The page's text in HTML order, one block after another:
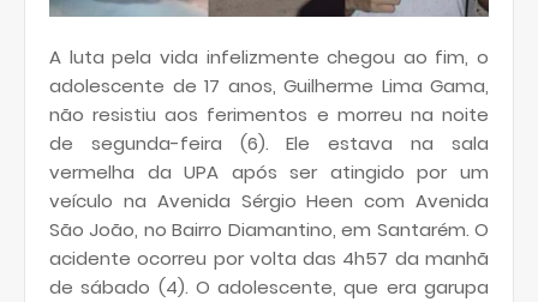
A luta pela vida infelizmente chegou ao fim, o
adolescente de 17 anos, Guilherme Lima Gama,
não resistiu aos ferimentos e morreu na noite
de segunda-feira (6). Ele estava na sala
vermelha da UPA após ser atingido por um
veículo na Avenida Sérgio Heen com Avenida
São João, no Bairro Diamantino, em Santarém. O
acidente ocorreu por volta das 4h57 da manhã
de sábado (4). O adolescente, que era garupa